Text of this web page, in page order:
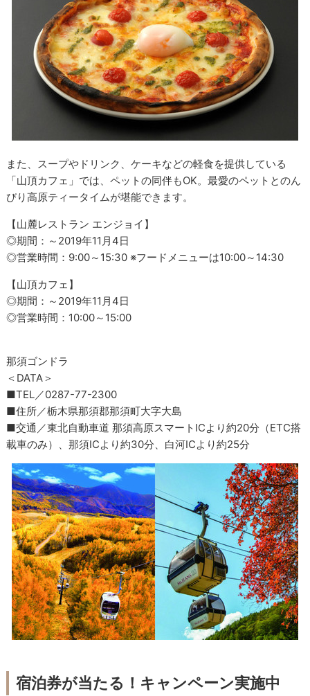
また、スープやドリンク、ケーキなどの軽食を提供している
「山頂カフェ」では、ペットの同伴もOK。最愛のペットとのん
びり高原ティータイムが堪能できます。
【山麓レストラン エンジョイ】
◎期間：～2019年11月4日
◎営業時間：9:00～15:30 ※フードメニューは10:00～14:30
【山頂カフェ】
◎期間：～2019年11月4日
◎営業時間：10:00～15:00
那須ゴンドラ
＜DATA＞
■TEL／0287-77-2300
■住所／栃木県那須郡那須町大字大島
■交通／東北自動車道 那須高原スマートICより約20分（ETC搭
載車のみ）、那須ICより約30分、白河ICより約25分
宿泊券が当たる！キャンペーン実施中